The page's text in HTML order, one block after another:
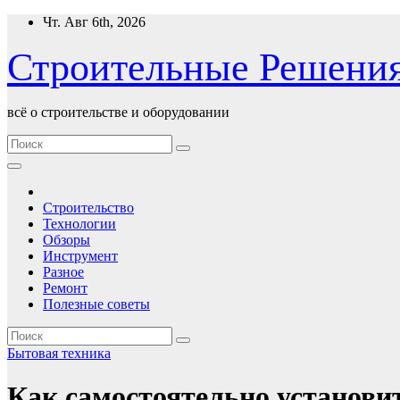
Перейти
содержимому
Чт. Авг 6th, 2026
Строительные
всё о строительстве и оборудовании
Строительство
Технологии
Обзоры
Инструмент
Разное
Ремонт
Полезные советы
Бытовая техника